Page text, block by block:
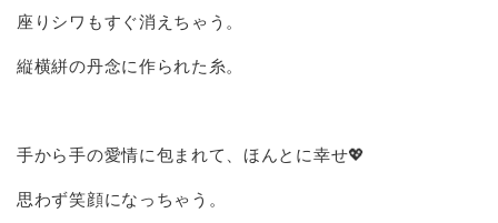
座りシワもすぐ消えちゃう。
縦横絣の丹念に作られた糸。
手から手の愛情に包まれて、ほんとに幸せ💖
思わず笑顔になっちゃう。